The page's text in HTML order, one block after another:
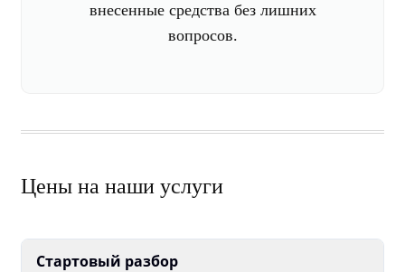
внесенные средства без лишних
вопросов.
Цены на наши услуги
Стартовый разбор